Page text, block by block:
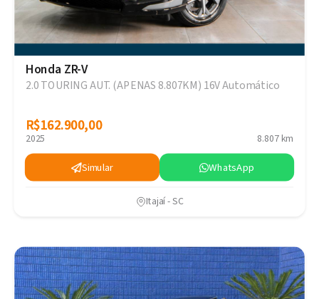
Honda ZR-V
2.0 TOURING AUT. (APENAS 8.807KM) 16V Automático
R$162.900,00
R$162.900,00
2025 8.807 km
Simular WhatsApp
Itajaí - SC